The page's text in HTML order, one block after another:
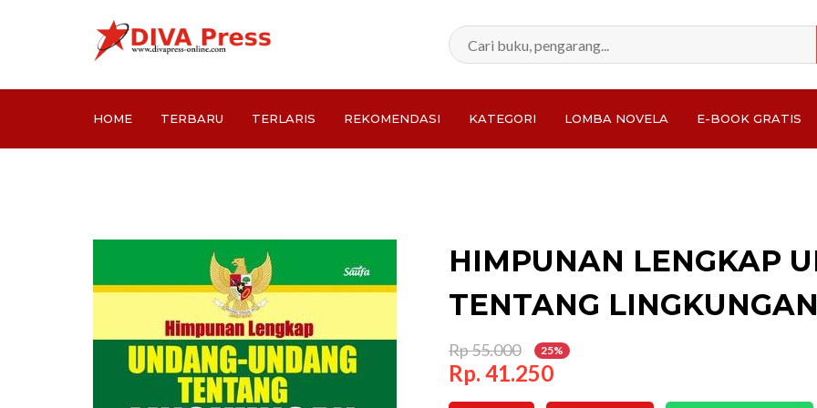
HOME TERBARU TERLARIS REKOMENDASI KATEGORI LOMBA NOVELA E-BOOK GRATIS
HIMPUNAN LENGKAP
TENTANG
Rp 55.000 25%
Rp. 41.250